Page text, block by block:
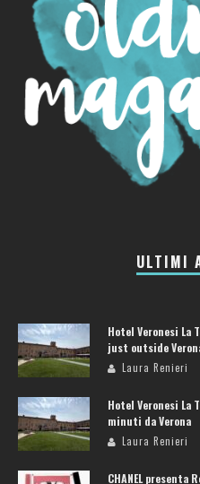
ULTIMI
Hotel Veronesi La
just outside
Laura Renieri
Hotel Veronesi La
minuti da Verona
Laura Renieri
CHANEL presenta